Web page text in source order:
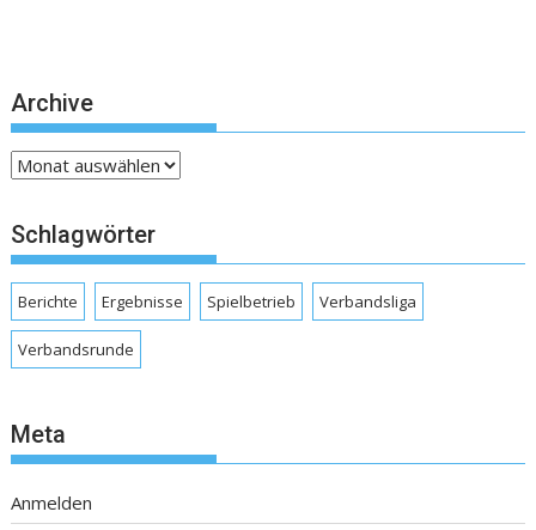
Archive
Archive
Schlagwörter
Berichte Ergebnisse Spielbetrieb Verbandsliga
Verbandsrunde
Meta
Anmelden